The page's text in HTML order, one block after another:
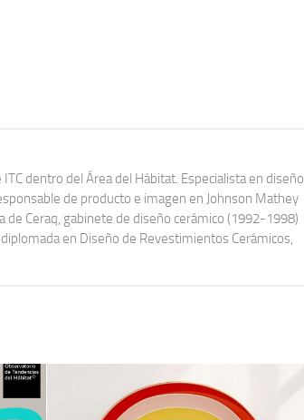
dentro del Área del Hábitat. Especialista en diseño
de producto e imagen en Johnson Mathey
Ceraq, gabinete de diseño cerámico (1992-1998)
en Diseño de Revestimientos Cerámicos,